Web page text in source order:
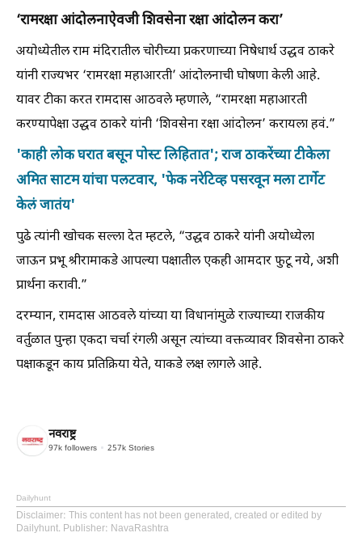
‘रामरक्षा आंदोलनाऐवजी शिवसेना रक्षा आंदोलन करा’
अयोध्येतील राम मंदिरातील चोरीच्या प्रकरणाच्या निषेधार्थ उद्धव ठाकरे
यांनी राज्यभर ‘रामरक्षा महाआरती’ आंदोलनाची घोषणा केली आहे.
यावर टीका करत रामदास आठवले म्हणाले, “रामरक्षा महाआरती
करण्यापेक्षा उद्धव ठाकरे यांनी ‘शिवसेना रक्षा आंदोलन’ करायला हवं.”
'काही लोक घरात बसून पोस्ट लिहितात'; राज ठाकरेंच्या टीकेला
अमित साटम यांचा पलटवार, 'फेक नरेटिव्ह पसरवून मला टार्गेट
केलं जातंय'
पुढे त्यांनी खोचक सल्ला देत म्हटले, “उद्धव ठाकरे यांनी अयोध्येला
जाऊन प्रभू श्रीरामाकडे आपल्या पक्षातील एकही आमदार फुटू नये, अशी
प्रार्थना करावी.”
दरम्यान, रामदास आठवले यांच्या या विधानांमुळे राज्याच्या राजकीय
वर्तुळात पुन्हा एकदा चर्चा रंगली असून त्यांच्या वक्तव्यावर शिवसेना ठाकरे
पक्षाकडून काय प्रतिक्रिया येते, याकडे लक्ष लागले आहे.
नवराष्ट्र
97k followers 257k Stories
Dailyhunt
Disclaimer: This content has not been generated, created or edited by
Dailyhunt. Publisher: NavaRashtra